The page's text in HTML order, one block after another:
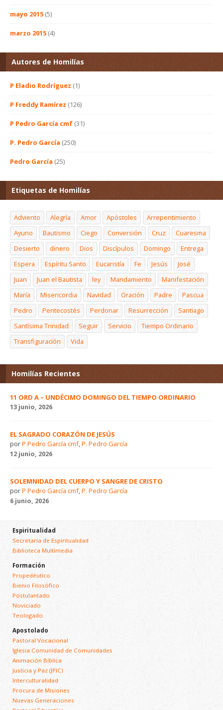
mayo 2015 (5)
marzo 2015 (4)
Autores de Homilías
P Eladio Rodríguez (1)
P Freddy Ramírez (126)
P Pedro García cmf (31)
P. Pedro García (250)
Pedro García (25)
Etiquetas de Homilías
Adviento Alegría Amor Apóstoles
Arrepentimiento
Ayuno
Bautismo Ciego Conversión Cruz
Cuaresma
Desierto
dinero Dios Discípulos Domingo
Entrega
Espera
Espíritu Santo Eucaristía Fe Jesús
José
Juan
Juan el Bautista ley Mandamiento
Manifestación
María
Misericordia Navidad Oración Padre
Pascua
Pedro
Pentecostés Perdonar Resurrección
Santiago
Santísima Trinidad
Seguir Servicio
Tiempo Ordinario
Transfiguración
Vida
Homilías Recientes
11 ORD A – UNDÉCIMO DOMINGO DEL TIEMPO ORDINARIO
13 junio, 2026
EL SAGRADO CORAZÓN DE JESÚS
porP Pedro García cmf,P. Pedro García
12 junio, 2026
SOLEMNIDAD DEL CUERPO Y SANGRE DE CRISTO
porP Pedro García cmf,P. Pedro García
6 junio, 2026
Espiritualidad
Secretaría de Espiritualidad
Biblioteca Multimedia
Formación
Propedéutico
Bienio Filosófico
Postulantado
Noviciado
Teologado
Apostolado
Pastoral Vocacional
Iglesia Comunidad de Comunidades
Animación Bíblica
Justicia y Paz (JPIC)
Interculturalidad
Procura de Misiones
Nuevas Generaciones